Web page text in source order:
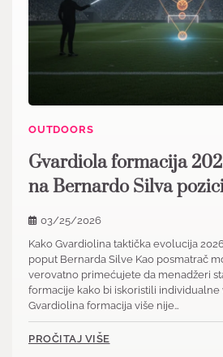
OUTDOORS
Gvardiola formacija
na Bernardo Silva
03/25/2026
Kako Gvardiolina taktička evolucija
poput Bernarda Silve Kao posmatrač
verovatno primećujete da menadžeri
formacije kako bi iskoristili individualne
Gvardiolina formacija više nije…
PROČITAJ VIŠE